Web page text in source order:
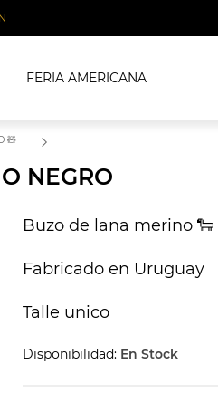
FERIA AMERICANA
🧸
NEGRO
Buzo de lana merino 🐑
Fabricado en Uruguay
Talle unico
Disponibilidad: En Stock